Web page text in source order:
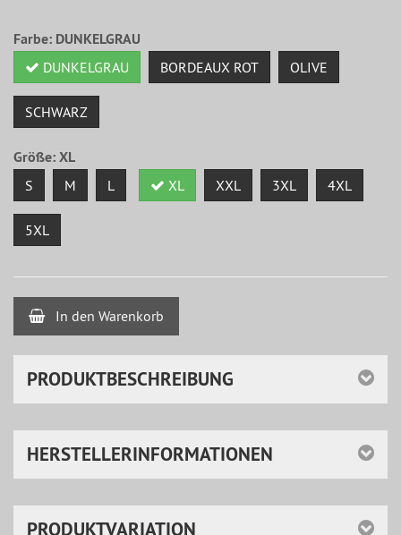
Farbe: DUNKELGRAU
DUNKELGRAU BORDEAUX ROT OLIVE
SCHWARZ
Größe:XL
S M L XL XXL 3XL 4XL
5XL
In den Warenkorb
PRODUKTBESCHREIBUNG
HERSTELLERINFORMATIONEN
PRODUKTVARIATION